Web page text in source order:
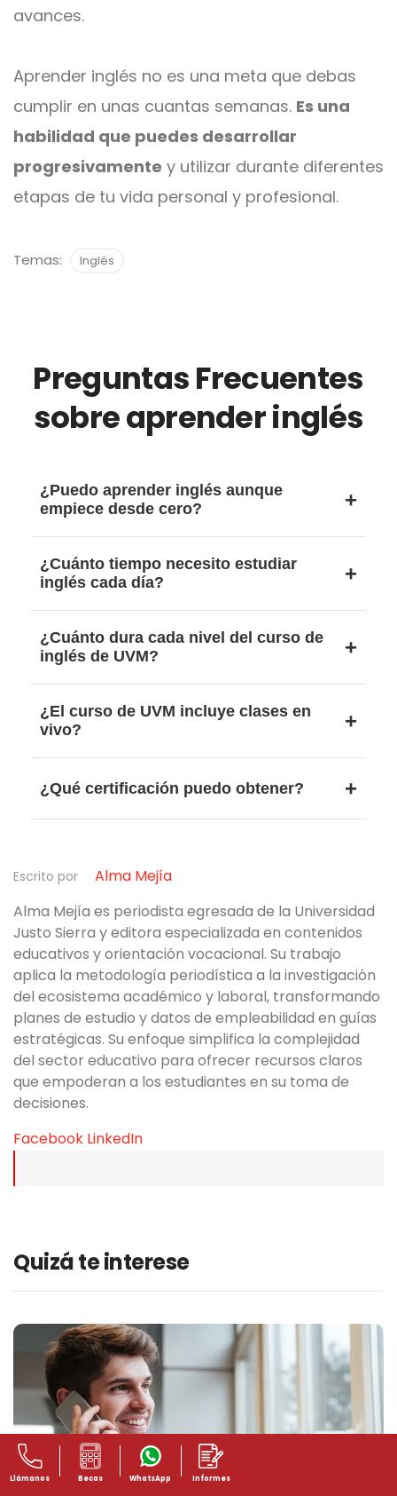
avances.
Aprender inglés no es una meta que debas
cumplir en unas cuantas semanas. Es una
habilidad que puedes desarrollar
progresivamente y utilizar durante diferentes
etapas de tu vida personal y profesional.
Temas: Inglés
Preguntas Frecuentes
sobre aprender inglés
¿Puedo aprender inglés aunque
empiece desde cero?
diagnóstica para conocer tu nivel y comenzar
con contenidos adecuados para tus
conocimientos actuales.
¿Cuánto tiempo necesito estudiar
inglés cada día?
minutos diarios y complementar esa práctica
con clases estructuradas. La constancia es más
importante que estudiar muchas horas de forma
esporádica.
¿Cuánto dura cada nivel del curso de
inglés de UVM?
duración de cuatro meses por nivel y permite
avanzar progresivamente desde el nivel básico
hasta el avanzado.
¿El curso de UVM incluye clases en
vivo?
profesores bilingües y cuatro clases
¿Qué certificación puedo obtener?
Marco Común Europeo de Referencia que
Escrito por
Alma Mejía
Alma Mejía es periodista egresada de la Universidad
Justo Sierra y editora especializada en contenidos
educativos y orientación vocacional. Su trabajo
aplica la metodología periodística a la investigación
del ecosistema académico y laboral, transformando
planes de estudio y datos de empleabilidad en guías
estratégicas. Su enfoque simplifica la complejidad
del sector educativo para ofrecer recursos claros
que empoderan a los estudiantes en su toma de
decisiones.
Facebook LinkedIn
Quizá te interese
Llámanos Becas WhatsApp Informes